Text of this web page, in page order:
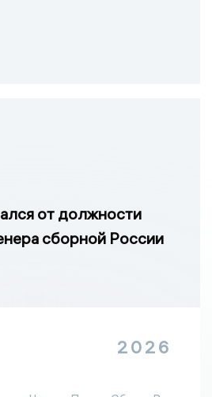
от должности
сборной России
2026